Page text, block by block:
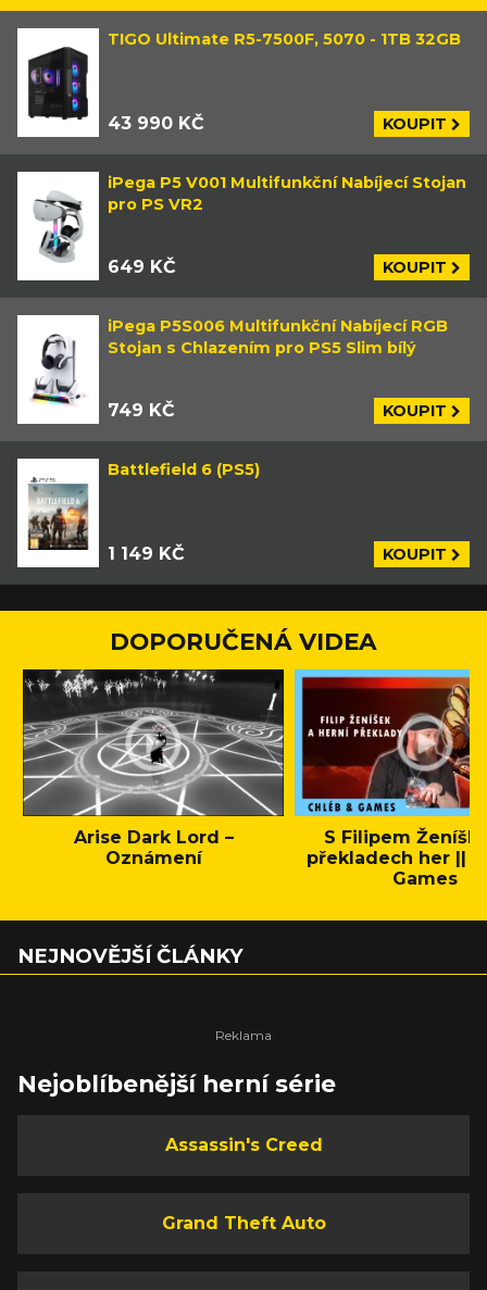
TIGO Ultimate R5-7500F, 5070 - 1TB 32GB
43 990 KČ KOUPIT
iPega P5 V001 Multifunkční Nabíjecí Stojan
pro PS VR2
649 KČ KOUPIT
iPega P5S006 Multifunkční Nabíjecí RGB
Stojan s Chlazením pro PS5 Slim bílý
749 KČ KOUPIT
Battlefield 6 (PS5)
1 149 KČ KOUPIT
DOPORUČENÁ VIDEA
Arise Dark Lord –
Oznámení
S Filipem
překladech her ||
Games
NEJNOVĚJŠÍ ČLÁNKY
Nejoblíbenější herní série
Assassin's Creed
Grand Theft Auto